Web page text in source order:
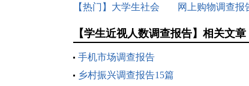
【热门】大学生社会
网上购物调查报
【学生近视人数调查报告】相关文章
手机市场调查报告
乡村振兴调查报告15篇